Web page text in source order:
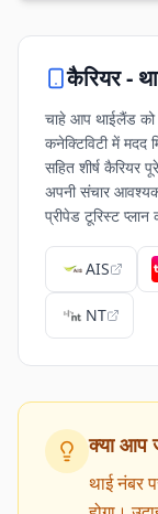
कैरियर -
चाहे आप थाईलैंड को
कनेक्टिविटी में
सहित शीर्ष कैरियर
अपनी संचार
प्रीपेड टूरिस्ट
AIS
NT
क्या आप
थाई नंबर